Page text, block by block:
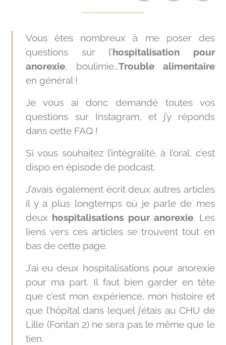
Vous êtes nombreux à me poser des
questions sur l’hospitalisation pour
anorexie, boulimie…Trouble alimentaire
en général !
Je vous ai donc demandé toutes vos
questions sur Instagram, et j’y réponds
dans cette FAQ !
Si vous souhaitez l’intégralité, à l’oral, c’est
dispo en épisode de podcast.
J’avais également écrit deux autres articles
il y a plus longtemps où je parle de mes
deux hospitalisations pour anorexie. Les
liens vers ces articles se trouvent tout en
bas de cette page.
J’ai eu deux hospitalisations pour anorexie
pour ma part. Il faut bien garder en tête
que c’est mon expérience, mon histoire et
que l’hôpital dans lequel j’étais au CHU de
Lille (Fontan 2) ne sera pas le même que le
tien.